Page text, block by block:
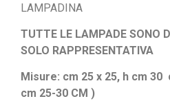
LAMPADINA
TUTTE LE LAMPADE SONO
SOLO RAPPRESENTATIVA
Misure: cm 25 x 25, h cm
cm 25-30 CM )